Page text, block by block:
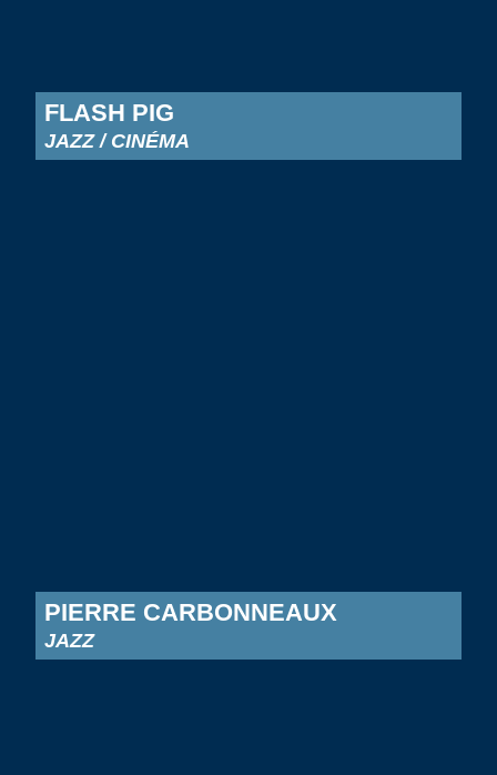
FLASH PIG
JAZZ / CINÉMA
PIERRE CARBONNEAUX
JAZZ